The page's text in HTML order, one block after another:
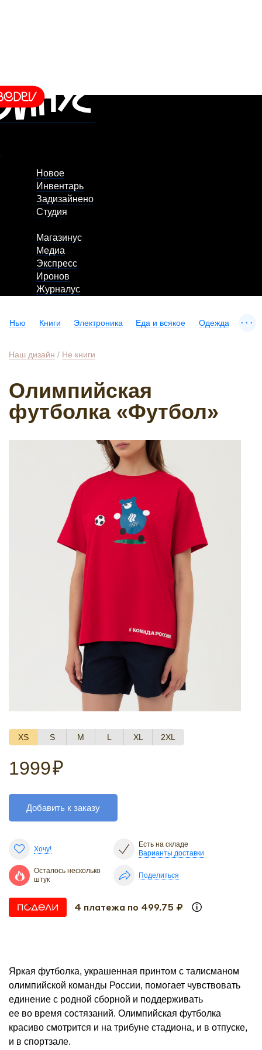
Новое
Инвентарь
Задизайнено
Студия
Магазинус
Медиа
Экспресс
Иронов
Журналус
Нью Книги Электроника Еда и всякое Одежда ...
Наш дизайн / Не книги
Олимпийская
футболка «Футбол»
XS S M L XL 2XL
1999₽
Добавить к заказу
Хочу!
Есть на складе
Варианты доставки
Осталось несколько
штук
Поделиться
4 платежа по 499.75 ₽
Яркая футболка, украшенная принтом с талисманом
олимпийской команды России, помогает чувствовать
единение с родной сборной и поддерживать
ее во время состязаний. Олимпийская футболка
красиво смотрится и на трибуне стадиона, и в отпуске,
и в спортзале.